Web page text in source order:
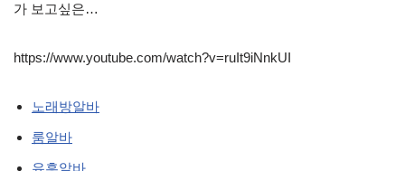
가 보고싶은…
https://www.youtube.com/watch?v=ruIt9iNnkUI
노래방알바
룸알바
유흥알바